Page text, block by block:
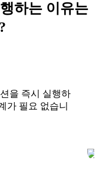
하는 이유는
을 즉시 실행하
가 필요 없습니